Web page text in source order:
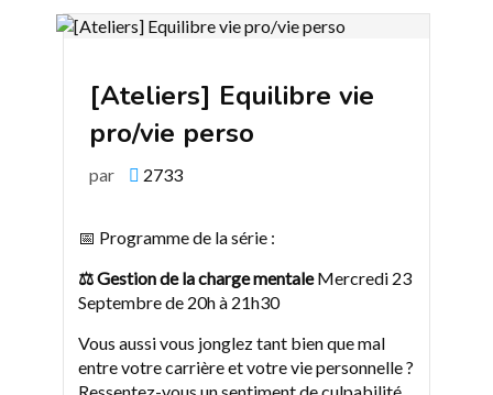
[Ateliers] Equilibre vie
pro/vie perso
par 2733
📅 Programme de la série :
⚖ Gestion de la charge mentaleMercredi 23
Septembre de 20h à 21h30
Vous aussi vous jonglez tant bien que mal
entre votre carrière et votre vie personnelle ?